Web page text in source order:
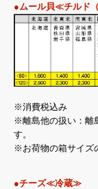
●ムール貝≪チルド
※消費税込み
※離島他の扱い：離
す。
※お荷物の箱サイズ
●チーズ≪冷蔵≫